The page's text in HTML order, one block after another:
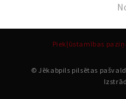
Piekļūstamības
© Jēkabpils pilsētas